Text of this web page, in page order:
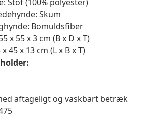
Skum
Bomuldsfiber
x 55 x 3 cm (B x D x T)
45 x 13 cm (L x B x T)
aftageligt og vaskbart betræk